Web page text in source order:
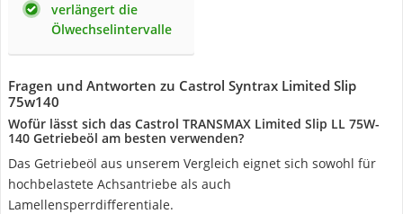
verlängert die
Ölwechselintervalle
Fragen und Antworten zu Castrol Syntrax Limited Slip
75w140
Wofür lässt sich das Castrol TRANSMAX Limited Slip LL 75W-
140 Getriebeöl am besten verwenden?
Das Getriebeöl aus unserem Vergleich eignet sich sowohl für
hochbelastete Achsantriebe als auch
Lamellensperrdifferentiale.